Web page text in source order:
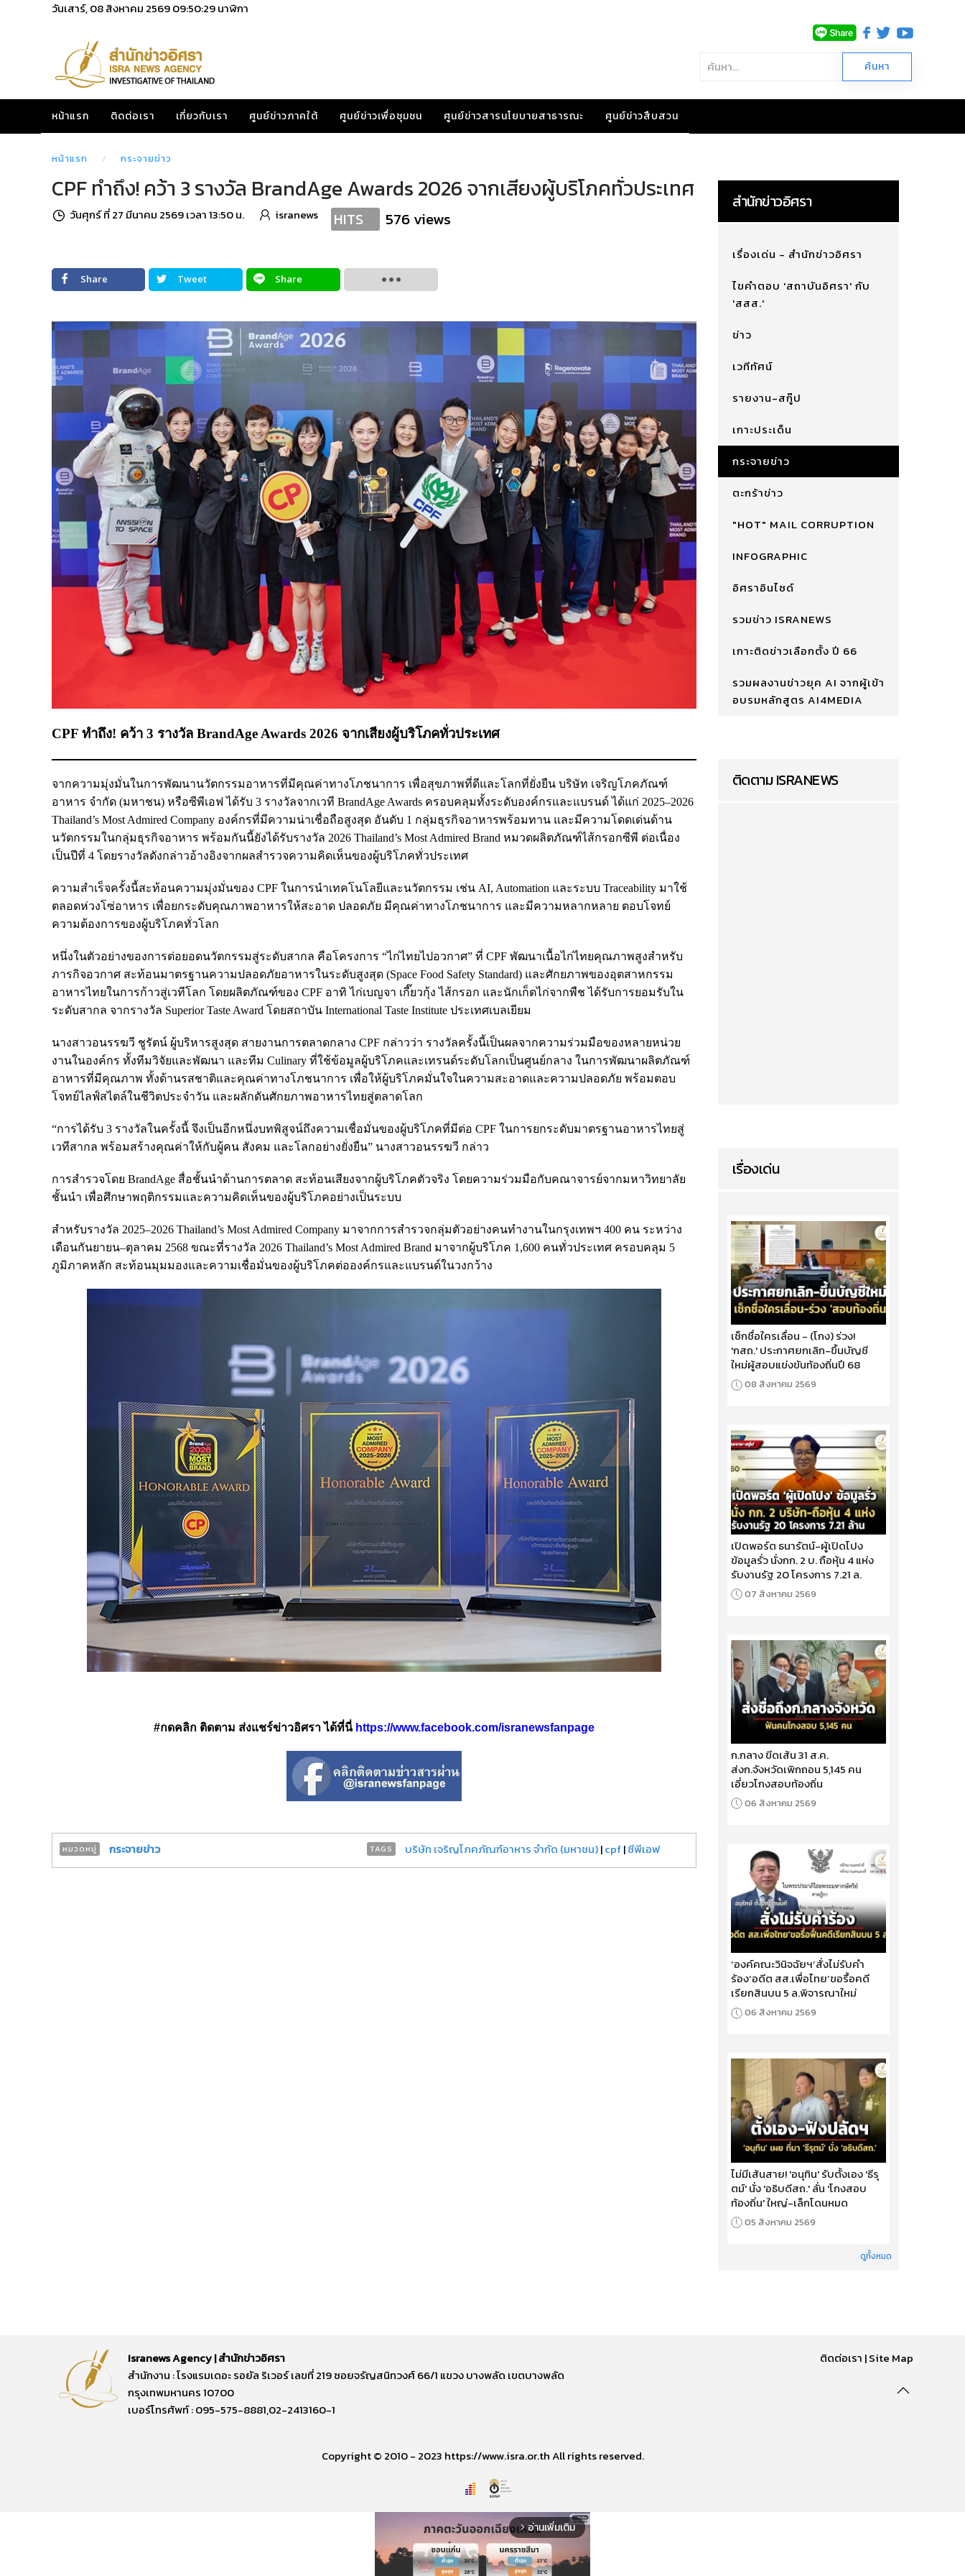
วันเสาร์, 08 สิงหาคม 256909:50:31นาฬิกา
หน้าแรก ติดต่อเรา เกี่ยวกับเรา ศูนย์ข่าวภาคใต้ ศูนย์ข่าวเพื่อชุมชน ศูนย์ข่าวสารนโยบายสาธารณะ ศูนย์ข่าวสืบสวน
หน้าแรก กระจายข่าว
CPF ทำถึง! คว้า 3 รางวัล BrandAge Awards 2026 จากเสียงผู้บริโภคทั่วประเทศ
วันศุกร์ ที่ 27 มีนาคม 2569 เวลา 13:50 น. isranews HITS 576 views
Share Tweet Share
CPF ทำถึง! คว้า 3 รางวัล BrandAge Awards 2026 จากเสียงผู้บริโภคทั่วประเทศ
จากความมุ่งมั่นในการพัฒนานวัตกรรมอาหารที่มีคุณค่าทางโภชนาการ เพื่อสุขภาพที่ดีและโลกที่ยั่งยืน บริษัท เจริญโภคภัณฑ์
อาหาร จำกัด (มหาชน) หรือซีพีเอฟ ได้รับ 3 รางวัลจากเวที BrandAge Awards ครอบคลุมทั้งระดับองค์กรและแบรนด์ ได้แก่ 2025–2026
Thailand’s Most Admired Company องค์กรที่มีความน่าเชื่อถือสูงสุด อันดับ 1 กลุ่มธุรกิจอาหารพร้อมทาน และมีความโดดเด่นด้าน
นวัตกรรมในกลุ่มธุรกิจอาหาร พร้อมกันนี้ยังได้รับรางวัล 2026 Thailand’s Most Admired Brand หมวดผลิตภัณฑ์ไส้กรอกซีพี ต่อเนื่อง
เป็นปีที่ 4 โดยรางวัลดังกล่าวอ้างอิงจากผลสำรวจความคิดเห็นของผู้บริโภคทั่วประเทศ
ความสำเร็จครั้งนี้สะท้อนความมุ่งมั่นของ CPF ในการนำเทคโนโลยีและนวัตกรรม เช่น AI, Automation และระบบ Traceability มาใช้
ตลอดห่วงโซ่อาหาร เพื่อยกระดับคุณภาพอาหารให้สะอาด ปลอดภัย มีคุณค่าทางโภชนาการ และมีความหลากหลาย ตอบโจทย์
ความต้องการของผู้บริโภคทั่วโลก
หนึ่งในตัวอย่างของการต่อยอดนวัตกรรมสู่ระดับสากล คือโครงการ “ไก่ไทยไปอวกาศ” ที่ CPF พัฒนาเนื้อไก่ไทยคุณภาพสูงสำหรับ
ภารกิจอวกาศ สะท้อนมาตรฐานความปลอดภัยอาหารในระดับสูงสุด (Space Food Safety Standard) และศักยภาพของอุตสาหกรรม
อาหารไทยในการก้าวสู่เวทีโลก โดยผลิตภัณฑ์ของ CPF อาทิ ไก่เบญจา เกี๊ยวกุ้ง ไส้กรอก และนักเก็ตไก่จากพืช ได้รับการยอมรับใน
ระดับสากล จากรางวัล Superior Taste Award โดยสถาบัน International Taste Institute ประเทศเบลเยียม
นางสาวอนรรฆวี ชูรัตน์ ผู้บริหารสูงสุด สายงานการตลาดกลาง CPF กล่าวว่า รางวัลครั้งนี้เป็นผลจากความร่วมมือของหลายหน่วย
งานในองค์กร ทั้งทีมวิจัยและพัฒนา และทีม Culinary ที่ใช้ข้อมูลผู้บริโภคและเทรนด์ระดับโลกเป็นศูนย์กลาง ในการพัฒนาผลิตภัณฑ์
อาหารที่มีคุณภาพ ทั้งด้านรสชาติและคุณค่าทางโภชนาการ เพื่อให้ผู้บริโภคมั่นใจในความสะอาดและความปลอดภัย พร้อมตอบ
โจทย์ไลฟ์สไตล์ในชีวิตประจำวัน และผลักดันศักยภาพอาหารไทยสู่ตลาดโลก
“การได้รับ 3 รางวัลในครั้งนี้ จึงเป็นอีกหนึ่งบทพิสูจน์ถึงความเชื่อมั่นของผู้บริโภคที่มีต่อ CPF ในการยกระดับมาตรฐานอาหารไทยสู่
เวทีสากล พร้อมสร้างคุณค่าให้กับผู้คน สังคม และโลกอย่างยั่งยืน” นางสาวอนรรฆวี กล่าว
การสำรวจโดย BrandAge สื่อชั้นนำด้านการตลาด สะท้อนเสียงจากผู้บริโภคตัวจริง โดยความร่วมมือกับคณาจารย์จากมหาวิทยาลัย
ชั้นนำ เพื่อศึกษาพฤติกรรมและความคิดเห็นของผู้บริโภคอย่างเป็นระบบ
สำหรับรางวัล 2025–2026 Thailand’s Most Admired Company มาจากการสำรวจกลุ่มตัวอย่างคนทำงานในกรุงเทพฯ 400 คน ระหว่าง
เดือนกันยายน–ตุลาคม 2568 ขณะที่รางวัล 2026 Thailand’s Most Admired Brand มาจากผู้บริโภค 1,600 คนทั่วประเทศ ครอบคลุม 5
ภูมิภาคหลัก สะท้อนมุมมองและความเชื่อมั่นของผู้บริโภคต่อองค์กรและแบรนด์ในวงกว้าง
#กดคลิก ติดตาม ส่งแชร์ข่าวอิศรา ได้ที่นี่ https://www.facebook.com/isranewsfanpage
หมวดหมู่ กระจายข่าว TAGS บริษัท เจริญโภคภัณฑ์อาหาร จำกัด (มหาชน)|cpf|ซีพีเอฟ
สำนักข่าวอิศรา
เรื่องเด่น - สำนักข่าวอิศรา
ไขคำตอบ 'สถาบันอิศรา' กับ
'สสส.'
ข่าว
เวทีทัศน์
รายงาน-สกู๊ป
เกาะประเด็น
กระจายข่าว
ตะกร้าข่าว
"HOT" MAIL CORRUPTION
INFOGRAPHIC
อิศราอินไซด์
รวมข่าว ISRANEWS
เกาะติดข่าวเลือกตั้ง ปี 66
รวมผลงานข่าวยุค AI จากผู้เข้า
อบรมหลักสูตร AI4MEDIA
ติดตาม ISRANEWS
เรื่องเด่น
เช็กชื่อใครเลื่อน - (โกง) ร่วง!
'กสถ.' ประกาศยกเลิก-ขึ้นบัญชี
ใหม่ผู้สอบแข่งขันท้องถิ่นปี 68
08 สิงหาคม 2569
เปิดพอร์ต ธนารัตน์-ผู้เปิดโปง
ข้อมูลรั่ว นั่งกก. 2 บ. ถือหุ้น 4 แห่ง
รับงานรัฐ 20 โครงการ 7.21 ล.
07 สิงหาคม 2569
ก.กลาง ขีดเส้น 31 ส.ค.
ส่งก.จังหวัดเพิกถอน 5,145 คน
เอี่ยวโกงสอบท้องถิ่น
06 สิงหาคม 2569
‘องค์คณะวินิจฉัยฯ’สั่งไม่รับคำ
ร้อง‘อดีต สส.เพื่อไทย’ขอรื้อคดี
เรียกสินบน 5 ล.พิจารณาใหม่
06 สิงหาคม 2569
ไม่มีเส้นสาย! 'อนุทิน' รับตั้งเอง 'ธีรุ
ตม์' นั่ง 'อธิบดีสถ.' ลั่น 'โกงสอบ
ท้องถิ่น' ใหญ่-เล็กโดนหมด
05 สิงหาคม 2569
ดูทั้งหมด
Isranews Agency | สำนักข่าวอิศรา
สำนักงาน : โรงแรมเดอะ รอยัล ริเวอร์ เลขที่ 219 ซอยจรัญสนิทวงศ์ 66/1 แขวง บางพลัด เขตบางพลัด
กรุงเทพมหานคร 10700
เบอร์โทรศัพท์ : 095-575-8881,02-2413160-1
ติดต่อเรา |Site Map
Copyright © 2010 - 2023 https://www.isra.or.th All rights reserved.
arrow_forward_ios อ่านเพิ่มเติม